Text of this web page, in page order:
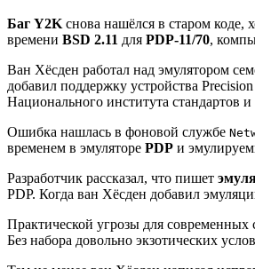
Баг Y2K снова нашёлся в старом коде,
времени BSD 2.11 для PDP-11/70,
Ван Хёсден работал над эмулятором
добавил поддержку устройства
Национального института стандартов
Ошибка нашлась в фоновой службе
временем в эмуляторе PDP и
Разработчик рассказал, что пишет
PDP. Когда ван Хёсден добавил
Практической угрозы для современных
Без набора довольно экзотических